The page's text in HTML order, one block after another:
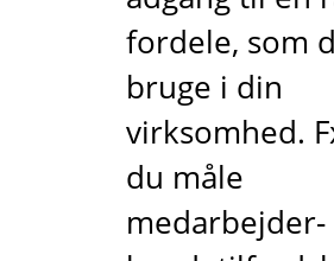
fordele, som
bruge i din
virksomhed.
du måle
medarbejder-